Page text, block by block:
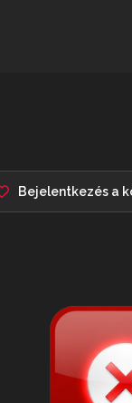
Bejelentkezés a